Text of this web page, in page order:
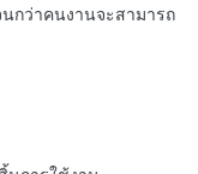
กว่าคนงานจะสามารถ